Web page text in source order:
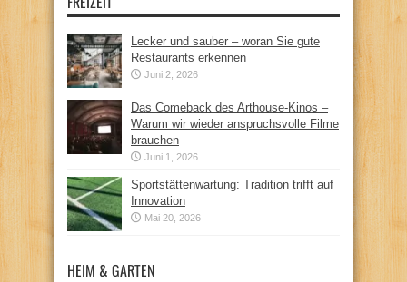
Lecker und sauber – woran Sie gute
Restaurants erkennen
Juni 2, 2026
Das Comeback des Arthouse-Kinos –
Warum wir wieder anspruchsvolle Filme
brauchen
Juni 1, 2026
Sportstättenwartung: Tradition trifft auf
Innovation
Mai 20, 2026
HEIM & GARTEN